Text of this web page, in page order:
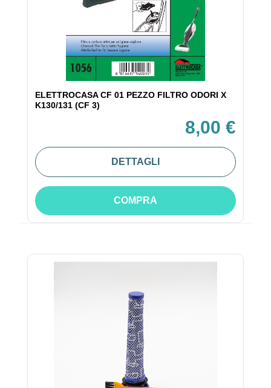
ELETTROCASA CF 01 PEZZO FILTRO ODORI X
K130/131 (CF 3)
8,00 €
DETTAGLI
COMPRA